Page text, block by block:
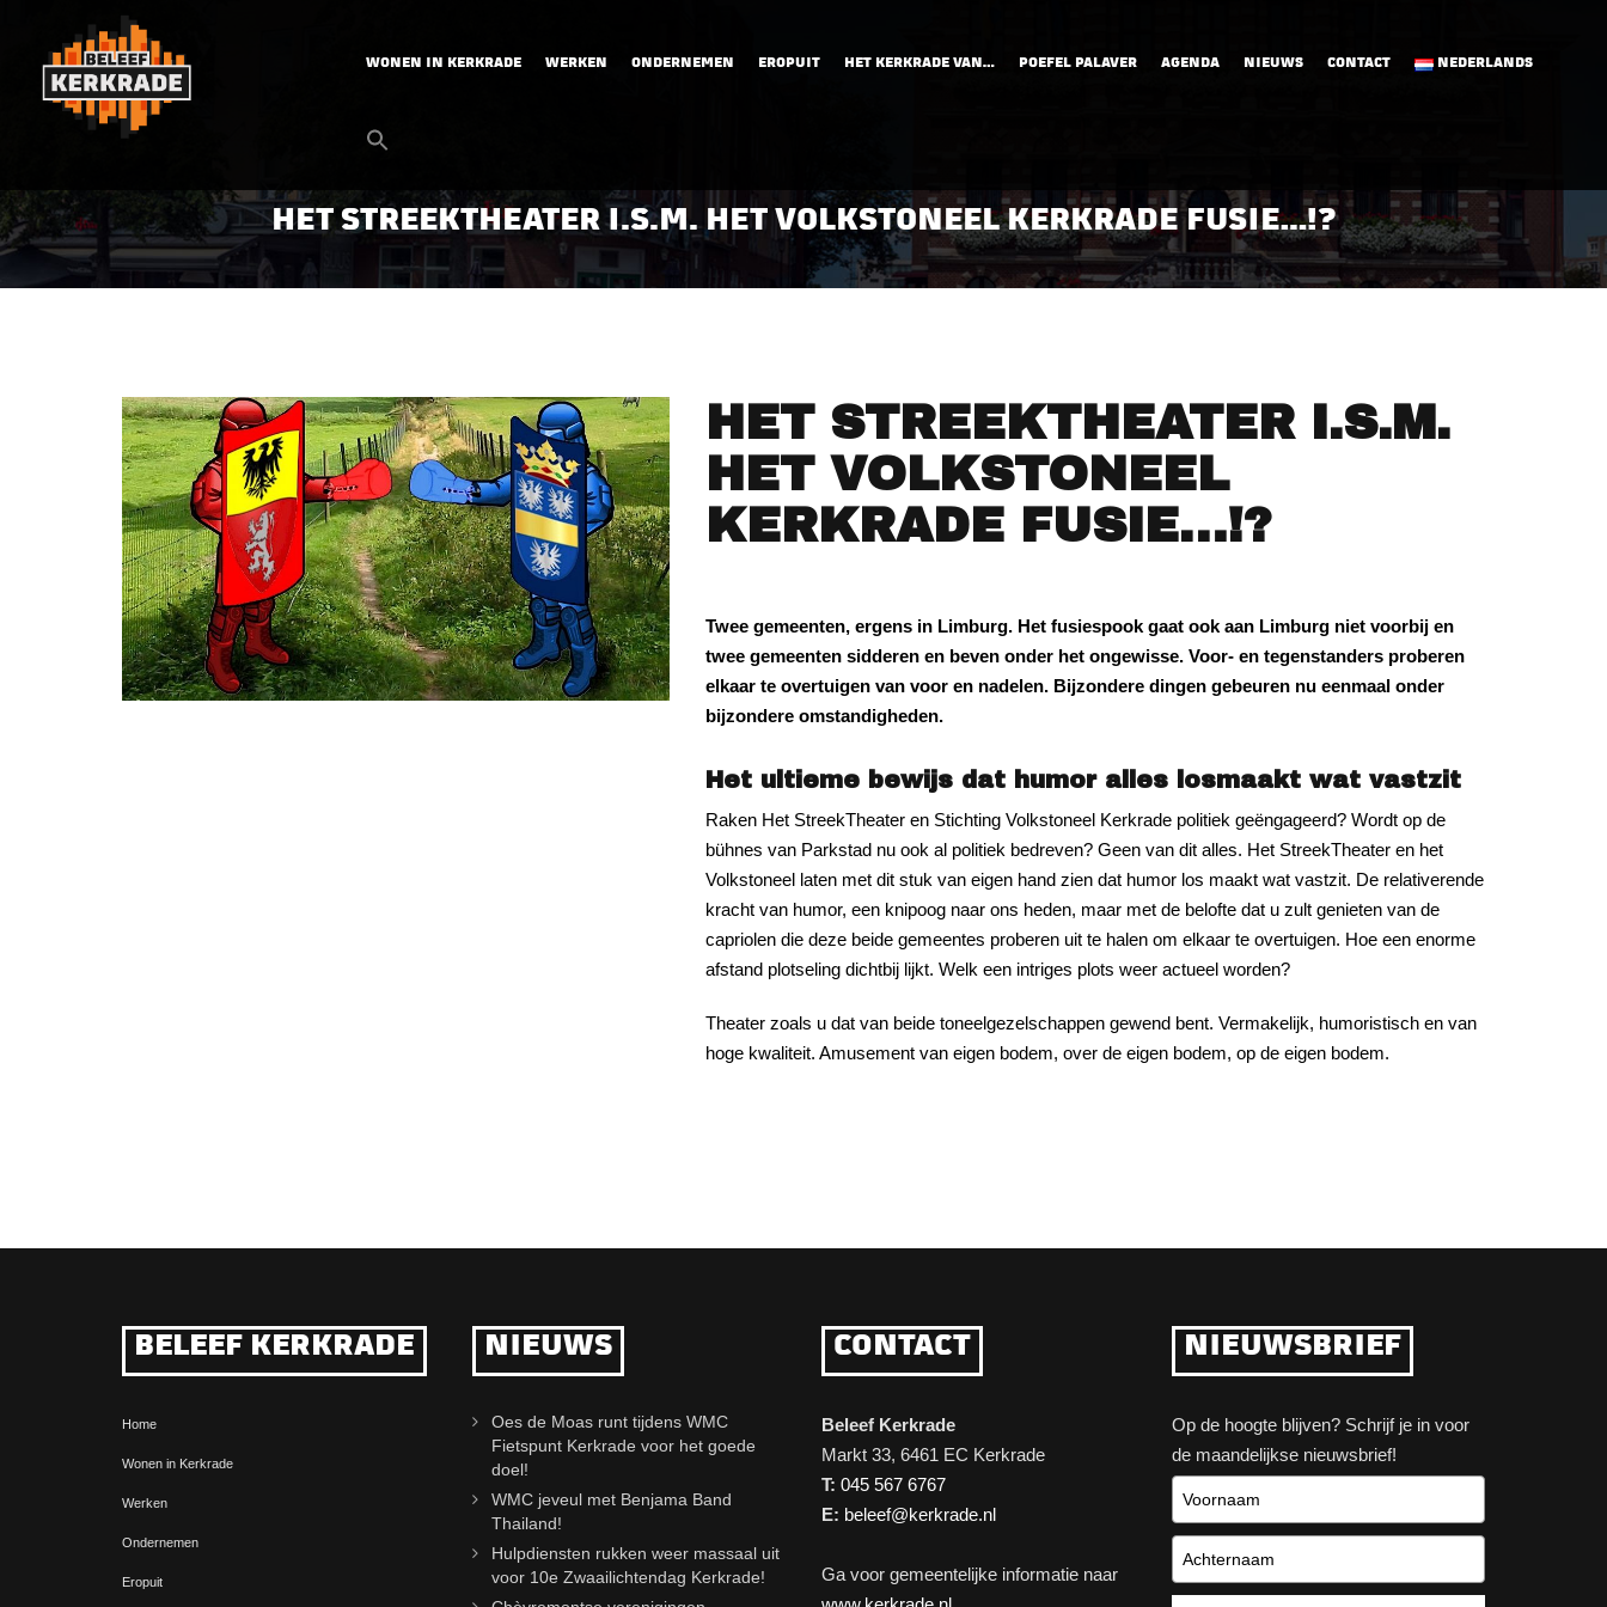
WONEN IN KERKRADE WERKEN ONDERNEMEN EROPUIT HET KERKRADE VAN… POEFEL PALAVER AGENDA NIEUWS CONTACT NEDERLANDS
HET STREEKTHEATER I.S.M. HET VOLKSTONEEL KERKRADE FUSIE…!?
HET STREEKTHEATER I.S.M.
HET VOLKSTONEEL
KERKRADE FUSIE…!?
Twee gemeenten, ergens in Limburg. Het fusiespook gaat ook aan Limburg niet voorbij en
twee gemeenten sidderen en beven onder het ongewisse. Voor- en tegenstanders proberen
elkaar te overtuigen van voor en nadelen. Bijzondere dingen gebeuren nu eenmaal onder
bijzondere omstandigheden.
Het ultieme bewijs dat humor alles losmaakt wat vastzit
Raken Het StreekTheater en Stichting Volkstoneel Kerkrade politiek geëngageerd? Wordt op de
bühnes van Parkstad nu ook al politiek bedreven? Geen van dit alles. Het StreekTheater en het
Volkstoneel laten met dit stuk van eigen hand zien dat humor los maakt wat vastzit. De relativerende
kracht van humor, een knipoog naar ons heden, maar met de belofte dat u zult genieten van de
capriolen die deze beide gemeentes proberen uit te halen om elkaar te overtuigen. Hoe een enorme
afstand plotseling dichtbij lijkt. Welk een intriges plots weer actueel worden?
Theater zoals u dat van beide toneelgezelschappen gewend bent. Vermakelijk, humoristisch en van
hoge kwaliteit. Amusement van eigen bodem, over de eigen bodem, op de eigen bodem.
BELEEF KERKRADE
Home
Wonen in Kerkrade
Werken
Ondernemen
Eropuit
NIEUWS
Oes de Moas runt tijdens WMC
Fietspunt Kerkrade voor het goede
doel!
WMC jeveul met Benjama Band
Thailand!
Hulpdiensten rukken weer massaal uit
voor 10e Zwaailichtendag Kerkrade!
CONTACT
Beleef Kerkrade
Markt 33, 6461 EC Kerkrade
T: 045 567 6767
E: beleef@kerkrade.nl
Ga voor gemeentelijke informatie naar
NIEUWSBRIEF
Op de hoogte blijven? Schrijf je in voor
de maandelijkse nieuwsbrief!